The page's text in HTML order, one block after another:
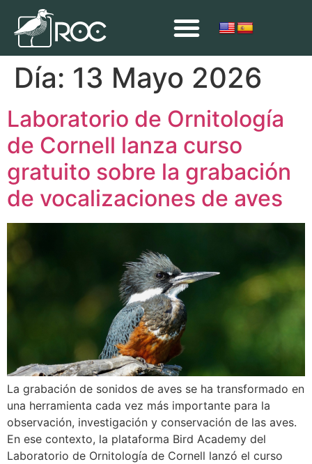
Día: 13 Mayo 2026
Laboratorio de Ornitología
de Cornell lanza curso
gratuito sobre la grabación
de vocalizaciones de aves
La grabación de sonidos de aves se ha transformado en
una herramienta cada vez más importante para la
observación, investigación y conservación de las aves.
En ese contexto, la plataforma Bird Academy del
Laboratorio de Ornitología de Cornell lanzó el curso